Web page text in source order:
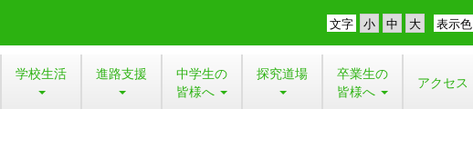
表示色
文字
学校生活 進路支援
中学生の
皆様へ
探究道場
卒業生の
皆様へ
アクセス